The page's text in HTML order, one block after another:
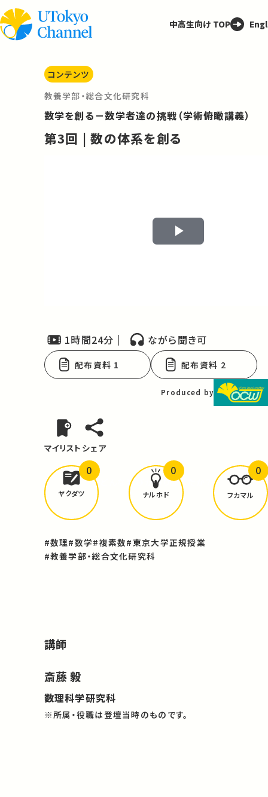
中高生向け TOP
コンテンツ
教養学部・総合文化研究科
数学を創る－数学者達の挑戦（学術俯瞰講義）
第3回 | 数の体系を創る
Play
1時間24分 ながら聞き可
配布資料 1 配布資料 2
Produced by
マイリスト シェア
どんな学びがありましたか？
ヤクダツ
0
ナルホド
0
フカマル
0
#数理#数学#複素数#東京大学正規授業
#教養学部・総合文化研究科
講師
斎藤 毅
数理科学研究科
※所属・役職は登壇当時のものです。